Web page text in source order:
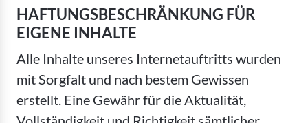
HAFTUNGSBESCHRÄNKUNG FÜR
EIGENE INHALTE
Alle Inhalte unseres Internetauftritts wurden
mit Sorgfalt und nach bestem Gewissen
erstellt. Eine Gewähr für die Aktualität,